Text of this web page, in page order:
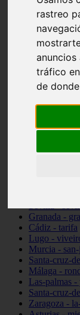
rastreo
anuncios
tráfico
de
Madrid -
Teruel -
Cádiz -
Illes-balears
Madrid -
Málaga -
Asturias -
Cádiz - el-
Toledo -
Málaga -
Barcelona -
Granada -
Cádiz - tarifa
Lugo -
Murcia -
Santa-cruz-
Málaga -
Las-palmas -
Santa-cruz-
Zaragoza -